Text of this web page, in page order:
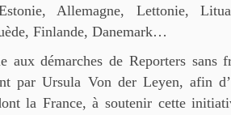
Allemagne, Lettonie,
Finlande, Danemark…
aux démarches de Reporters sans
par Ursula Von der Leyen, afin
la France, à soutenir cette